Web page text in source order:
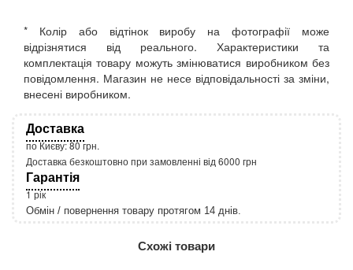
* Колір або відтінок виробу на фотографії може
відрізнятися від реального. Характеристики та
комплектація товару можуть змінюватися виробником без
повідомлення. Магазин не несе відповідальності за зміни,
внесені виробником.
Доставка
по Києву: 80 грн.
Доставка безкоштовно при замовленні від 6000 грн
Гарантія
1 рік
Обмін / повернення товару протягом 14 днів.
Схожі товари